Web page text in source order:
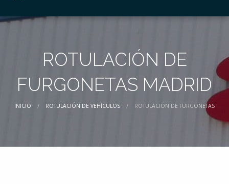
ROTULACIÓN DE
FURGONETAS MADRID
INICIO ROTULACIÓN DE VEHÍCULOS ROTULACIÓN DE FURGONETAS